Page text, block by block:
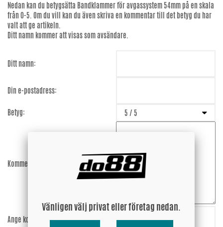
Nedan kan du betygsätta Bandklammer för avgassystem 54mm på en skala
från 0-5. Om du vill kan du även skriva en kommentar till det betyg du har
valt att ge artikeln.
Ditt namn kommer att visas som avsändare.
Ditt namn:
Din e-postadress:
Betyg:
Kommentar:
Ange koden:
Nv3U2P
Vänligen välj privat eller företag nedan.